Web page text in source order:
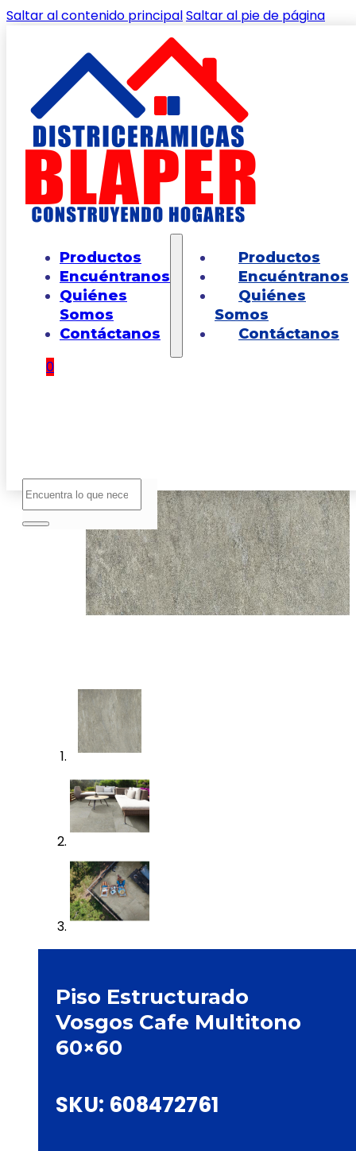
Saltar al contenido principalSaltar al pie de página
Productos
Encuéntranos
Quiénes
Somos
Contáctanos
Productos
Encuéntranos
Quiénes
Somos
Contáctanos
0
Buscar
Inicio/Shop/PISOS PISOS EXTERIOR/Piso
Estructurado Vosgos Cafe Multitono 60×60
🔍
Piso Estructurado
Vosgos Cafe Multitono
60×60
SKU: 608472761